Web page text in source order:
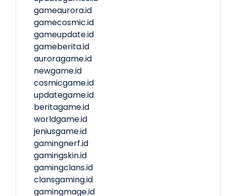
gameaurora.id
gamecosmic.id
gameupdate.id
gameberita.id
auroragame.id
newgame.id
cosmicgame.id
updategame.id
beritagame.id
worldgame.id
jeniusgame.id
gamingnerf.id
gamingskin.id
gamingclans.id
clansgaming.id
gamingmage.id